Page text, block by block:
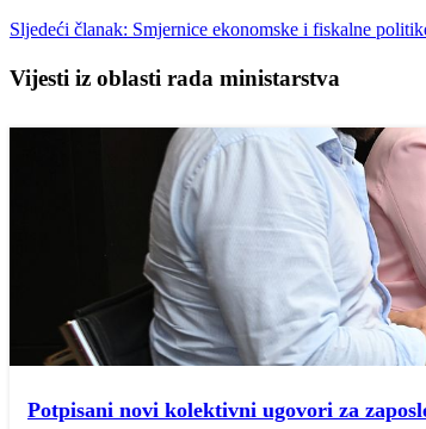
Sljedeći članak: Smjernice ekonomske i fiskalne
Vijesti iz oblasti rada ministarstva
Potpisani novi kolektivni ugovori za